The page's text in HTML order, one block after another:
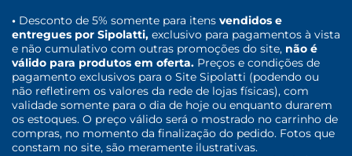
• Desconto de 5% somente para itens vendidos e
entregues por Sipolatti, exclusivo para pagamentos à vista
e não cumulativo com outras promoções do site, não é
válido para produtos em oferta. Preços e condições de
pagamento exclusivos para o Site Sipolatti (podendo ou
não refletirem os valores da rede de lojas físicas), com
validade somente para o dia de hoje ou enquanto durarem
os estoques. O preço válido será o mostrado no carrinho de
compras, no momento da finalização do pedido. Fotos que
constam no site, são meramente ilustrativas.